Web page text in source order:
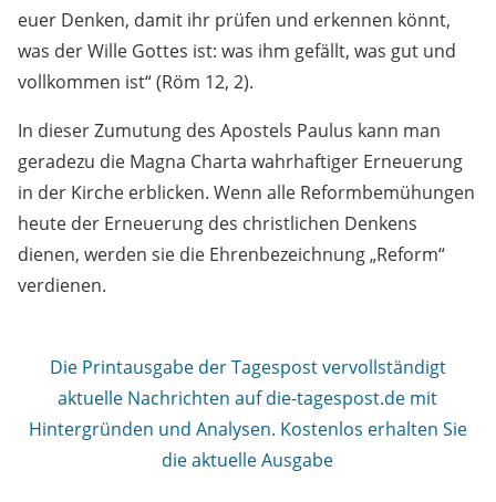
euer Denken, damit ihr prüfen und erkennen könnt,
was der Wille Gottes ist: was ihm gefällt, was gut und
vollkommen ist“ (Röm 12, 2).
In dieser Zumutung des Apostels Paulus kann man
geradezu die Magna Charta wahrhaftiger Erneuerung
in der Kirche erblicken. Wenn alle Reformbemühungen
heute der Erneuerung des christlichen Denkens
dienen, werden sie die Ehrenbezeichnung „Reform“
verdienen.
Die Printausgabe der Tagespost vervollständigt
aktuelle Nachrichten auf die-tagespost.de mit
Hintergründen und Analysen. Kostenlos erhalten Sie
die aktuelle Ausgabe